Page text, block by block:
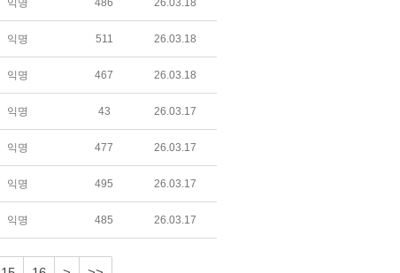
익명 486 26.03.18
익명 511 26.03.18
익명 467 26.03.18
익명 43 26.03.17
익명 477 26.03.17
익명 495 26.03.17
익명 485 26.03.17